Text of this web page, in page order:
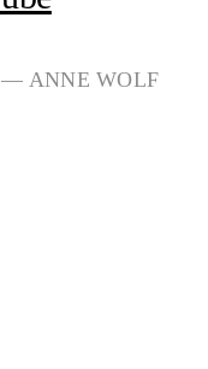
— ANNE WOLF